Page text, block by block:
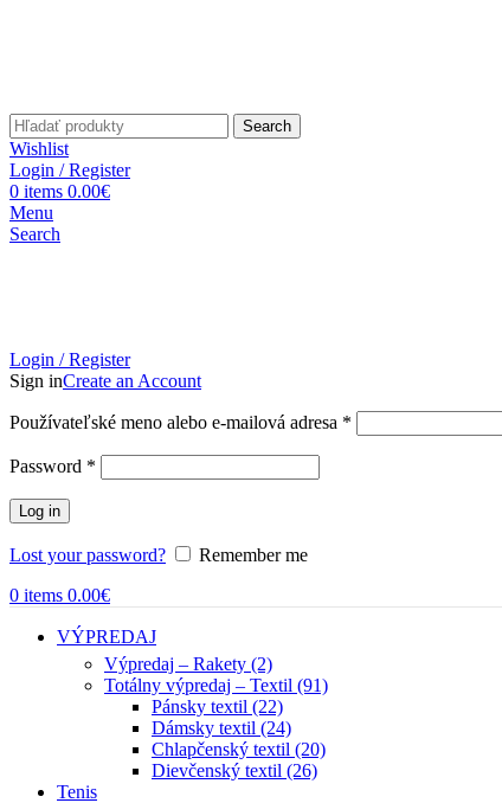
Search
Wishlist
Login / Register
0 items 0.00€
Menu
Search
Login / Register
Sign inCreate an Account
Používateľské meno alebo e-mailová adresa *
Password *
Log in
Lost your password?
Remember me
0 items 0.00€
VÝPREDAJ
Výpredaj – Rakety (2)
Totálny výpredaj – Textil (91)
Pánsky textil (22)
Dámsky textil (24)
Chlapčenský textil (20)
Dievčenský textil (26)
Tenis